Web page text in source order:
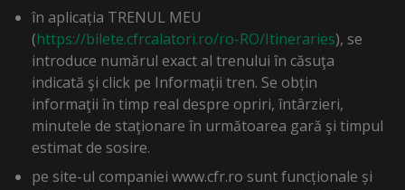
în aplicația TRENUL MEU
(https://bilete.cfrcalatori.ro/ro-RO/Itineraries), se
introduce numărul exact al trenului în căsuţa
indicată şi click pe Informații tren. Se obțin
informaţii în timp real despre opriri, întârzieri,
minutele de staţionare în următoarea gară şi timpul
estimat de sosire.
pe site-ul companiei www.cfr.ro sunt funcționale și